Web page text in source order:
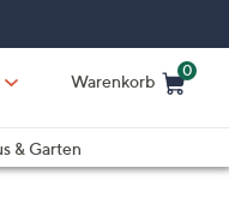
Warenkorb
0
& Garten